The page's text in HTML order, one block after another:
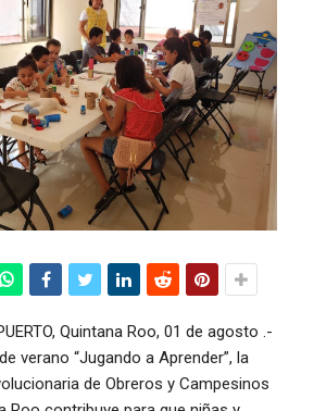
Quintana Roo, 01 de agosto .-
verano “Jugando a Aprender”, la
de Obreros y Campesinos